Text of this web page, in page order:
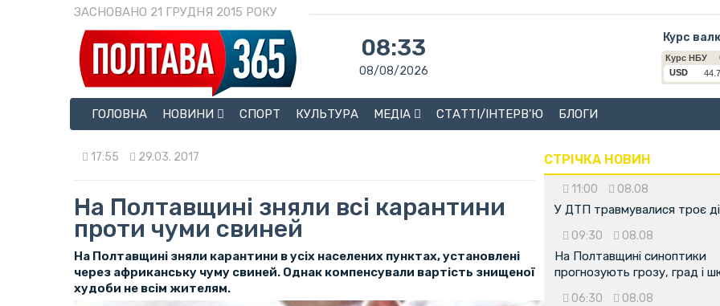
ЗАСНОВАНО 21 ГРУДНЯ 2015 РОКУ
08:33
08/08/2026
Курс
ГОЛОВНА
НОВИНИ СПОРТ КУЛЬТУРА МЕДІА СТАТТІ/ІНТЕРВ'Ю БЛОГИ
17:55 29.03. 2017
На Полтавщині зняли всі карантини
проти чуми свиней
На Полтавщині зняли карантини в усіх населених пунктах, установлені
через африканську чуму свиней. Однак компенсували вартість знищеної
худоби не всім жителям.
СТРІЧКА НОВИН
11:00 08.08
У ДТП травмувалися троє
09:30 08.08
На Полтавщині синоптики
прогнозують грозу, град і
06:30 08.08